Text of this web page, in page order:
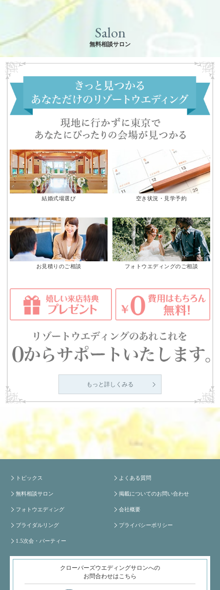
Salon
無料相談サロン
結婚式場選び 空き状況・見学予約
お見積りのご相談 フォトウエディングのご相談
もっと詳しくみる
トピックス
無料相談サロン
フォトウエディング
ブライダルリング
1.5次会・パーティー
よくある質問
掲載についてのお問い合わせ
会社概要
プライバシーポリシー
クローバーズウエディングサロンへの
お問合わせはこちら